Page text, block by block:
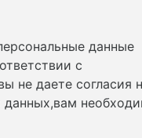
данные
с
не даете согласия
данных,вам